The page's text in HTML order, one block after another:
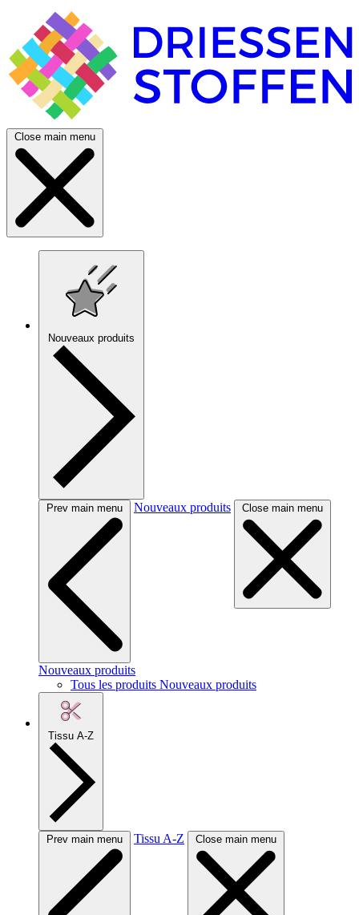
Close main menu
Nouveaux produits
Prev main menu Nouveaux produits Close main menu
Nouveaux produits
Tous les produits Nouveaux produits
Tissu A-Z
Prev main menu Tissu A-Z Close main menu